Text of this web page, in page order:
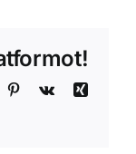
Pinterest
Vk
Xing